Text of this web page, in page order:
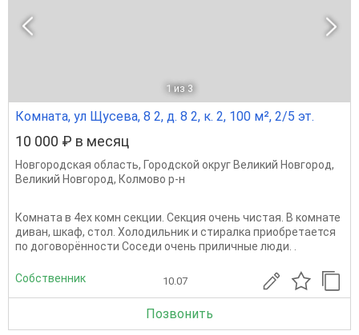
1 из 3
Комната, ул Щусева, 8 2, д. 8 2, к. 2, 100 м², 2/5 эт.
10 000 ₽ в месяц
Новгородская область, Городской округ Великий Новгород,
Великий Новгород, Колмово р-н
Комната в 4ех комн секции. Секция очень чистая. В комнате
диван, шкаф, стол. Холодильник и стиралка приобретается
по договорённости Соседи очень приличные люди. .
Собственник 10.07
Позвонить